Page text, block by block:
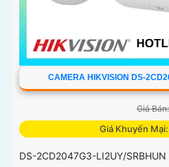
CAMERA HIKVISION DS-
Giá Bán:
Giá Khuyến
DS-2CD2047G3-LI2UY/